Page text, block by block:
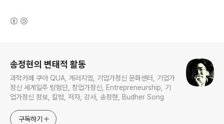
송정현의 변태적 활동
과학카페 쿠아 QUA, 게러지엠, 기업가정신 문화센터, 기업가
정신 세계일주 탐험단, 창업가정신, Entrepreneurship, 기
업가정신 정보, 칼럼, 저자, 강사, 송정현, Budher Song
구독하기